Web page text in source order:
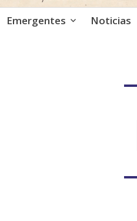
Emergentes Noticias